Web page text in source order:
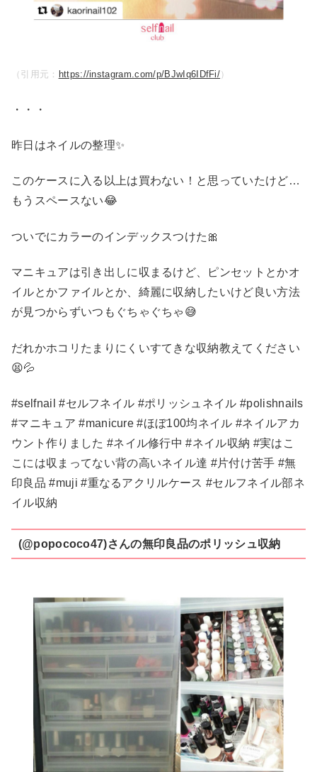
（引用元： https://instagram.com/p/BJwIq6IDfFi/）
・・・
昨日はネイルの整理✨
このケースに入る以上は買わない！と思っていたけど…
もうスペースない😂
ついでにカラーのインデックスつけた🎀
マニキュアは引き出しに収まるけど、ピンセットとかオ
イルとかファイルとか、綺麗に収納したいけど良い方法
が見つからずいつもぐちゃぐちゃ😅
だれかホコリたまりにくいすてきな収納教えてください
😫💦
#selfnail #セルフネイル #ポリッシュネイル #polishnails
#マニキュア #manicure #ほぼ100均ネイル #ネイルアカ
ウント作りました #ネイル修行中 #ネイル収納 #実はこ
こには収まってない背の高いネイル達 #片付け苦手 #無
印良品 #muji #重なるアクリルケース #セルフネイル部ネ
イル収納
(@popococo47)さんの無印良品のポリッシュ収納